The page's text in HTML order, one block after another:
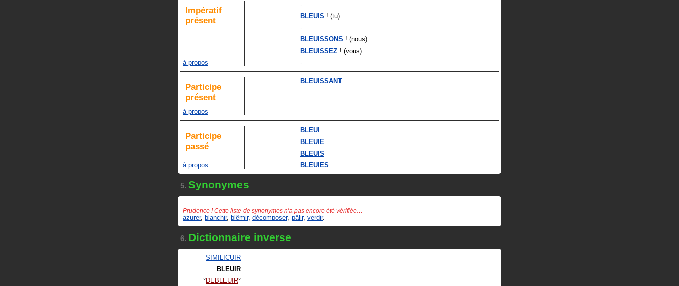
Impératif
présent
à propos
-
BLEUIS ! (tu)
-
BLEUISSONS ! (nous)
BLEUISSEZ! (vous)
-
Participe
présent
à propos
BLEUISSANT
Participe
passé
à propos
BLEUI
BLEUIE
BLEUIS
BLEUIES
5. Synonymes
Prudence ! Cette liste de synonymes n'a pas encore été vérifiée…
azurer, blanchir, blêmir, décomposer, pâlir, verdir.
6. Dictionnaire inverse
SIMILICUIR
BLEUIR
DEBLEUIR